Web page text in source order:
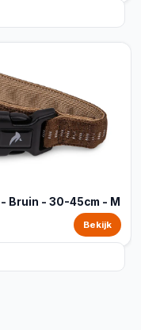
Bruin - 30-45cm - M
Bekijk